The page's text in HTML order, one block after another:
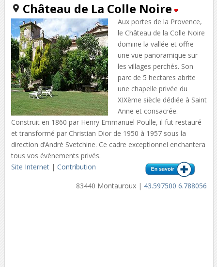
Château de La Colle Noire
Aux portes de la Provence,
le Château de la Colle Noire
domine la vallée et offre
une vue panoramique sur
les villages perchés. Son
parc de 5 hectares abrite
une chapelle privée du
XIXème siècle dédiée à Saint
Anne et consacrée.
Construit en 1860 par Henry Emmanuel Poulle, il fut restauré
et transformé par Christian Dior de 1950 à 1957 sous la
direction d’André Svetchine. Ce cadre exceptionnel enchantera
tous vos évènements privés.
Site Internet| Contribution
83440 Montauroux | 43.597500 6.788056